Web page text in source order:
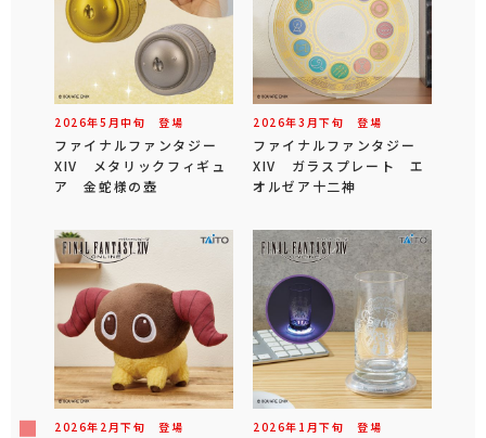
2026年5 月中旬 登場
ファイナルファンタジー
XIV メタリックフィギュ
ア 金蛇様の壺
2026年3 月下旬 登場
ファイナルファンタジー
XIV ガラスプレート エ
オルゼア十二神
2026年 2 月下旬 登場 2026年 1 月下旬 登場